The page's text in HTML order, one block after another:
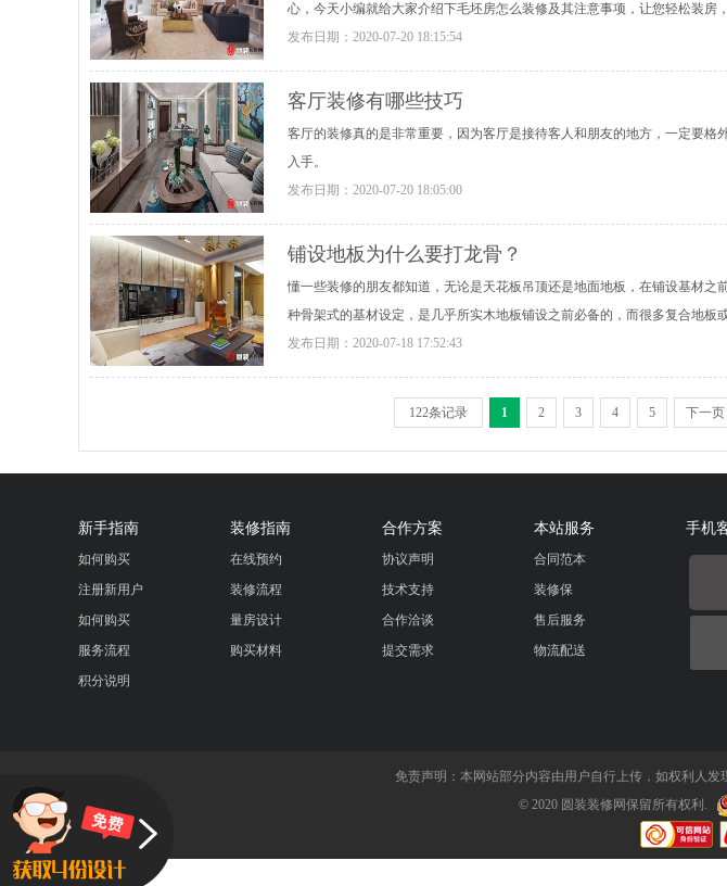
心，今天小编就给大家介绍下毛坯房怎么装修及其注意事项，让您轻松装房，
发布日期： 2020-07-20 18:15:54
客厅装修有哪些技巧
客厅的装修真的是非常重要，因为客厅是接待客人和朋友的地方，一定要
入手。
发布日期： 2020-07-20 18:05:00
铺设地板为什么要打龙骨？
懂一些装修的朋友都知道，无论是天花板吊顶还是地面地板，在铺设基材
种骨架式的基材设定，是几乎所实木地板铺设之前必备的，而很多复合地板
发布日期： 2020-07-18 17:52:43
122条记录 1 2 3 4 5 下一页
新手指南
如何购买
注册新用户
如何购买
服务流程
积分说明
装修指南
在线预约
装修流程
量房设计
购买材料
合作方案
协议声明
技术支持
合作洽谈
提交需求
本站服务
合同范本
装修保
售后服务
物流配送
手机
免责声明：本网站部分内容由用户自行上传，如权利人发
© 2020 圆装装修网保留所有权利.